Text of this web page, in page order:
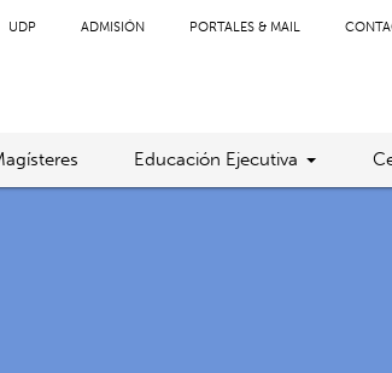
UDP ADMISIÓN PORTALES & MAIL
Educación Ejecutiva